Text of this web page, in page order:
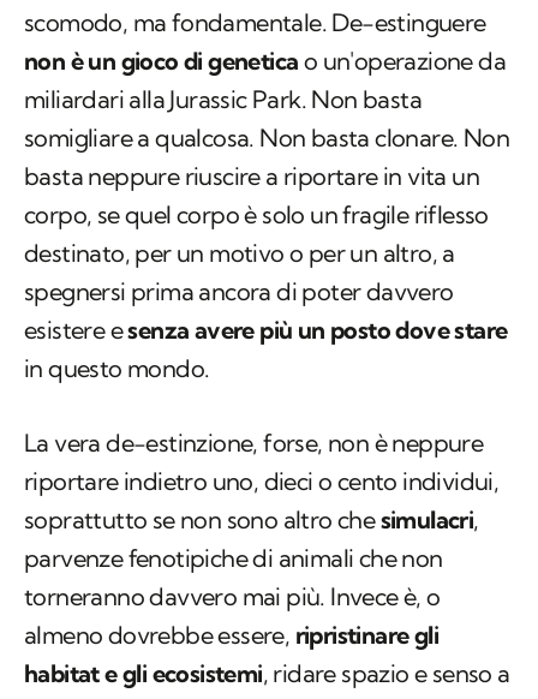
scomodo, ma fondamentale. De-estinguere
non è un gioco di genetica o un'operazione da
miliardari alla Jurassic Park. Non basta
somigliare a qualcosa. Non basta clonare. Non
basta neppure riuscire a riportare in vita un
corpo, se quel corpo è solo un fragile riflesso
destinato, per un motivo o per un altro, a
spegnersi prima ancora di poter davvero
esistere esenza avere più un posto dove stare
in questo mondo.
La vera de-estinzione, forse, non è neppure
riportare indietro uno, dieci o cento individui,
soprattutto se non sono altro chesimulacri,
parvenze fenotipiche di animali che non
torneranno davvero mai più. Invece è, o
almeno dovrebbe essere, ripristinare gli
habitat e gli ecosistemi, ridare spazio e senso a